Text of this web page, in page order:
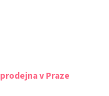
prodejna v Praze